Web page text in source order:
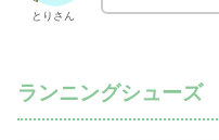
とりさん
ランニングシューズ